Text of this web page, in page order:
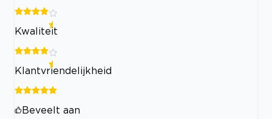
Kwaliteit
Klantvriendelijkheid
Beveelt aan